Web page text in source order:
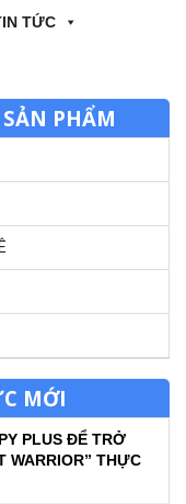
TỨC
PHẨM
MỚI
PLUS ĐỂ TRỞ
WARRIOR” THỰC